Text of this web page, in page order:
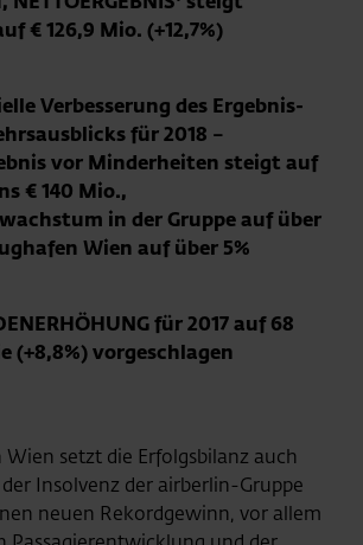
€ 126,9 Mio. (+12,7%)
Verbesserung des Ergebnis-
für 2018 –
vor Minderheiten steigt auf
€ 140 Mio.,
in der Gruppe auf über
Wien auf über 5%
für 2017 auf 68
(+8,8%) vorgeschlagen
Wien setzt die Erfolgsbilanz auch
Insolvenz der airberlin-Gruppe
neuen Rekordgewinn, vor allem